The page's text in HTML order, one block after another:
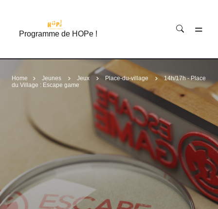
Programme de HOPe !
Home Jeunes Jeux Place-du-village
14h/17h - Place
du Village : Escape game